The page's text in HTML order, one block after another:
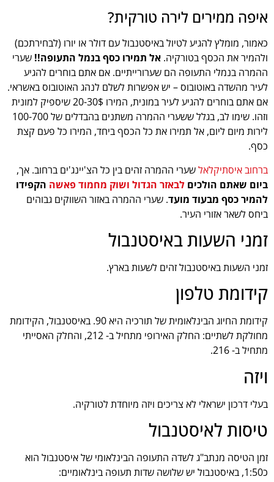
איפה ממירים לירה טורקית?
כאמור, מומלץ להגיע לטיול באיסטנבול עם דולר או יורו (לבחירתכם)
ולהמיר את הכסף בטורקיה. אל תמירו כסף בנמל התעופה!! שערי
ההמרה בנמלי התעופה הם שערורייתיים. אם אתם בוחרים להגיע
לעיר מהשדה באוטובוס – יש אפשרות לשלם לנהג האוטובוס באשראי.
אם אתם בוחרים להגיע לעיר במונית, המירו 20-30$ שיספיק למונית
וזהו. שימו לב, בגלל ששערי ההמרה משתנים בהבדלים של 100-700
לירות מיום ליום, אל תמירו את כל הכסף ביחד, המירו כל פעם קצת
כסף.
ברחוב איסתיקלאלשערי ההמרה זהים בין כל הצ'יינג'ים ברחוב. אך,
ביום שאתם הולכים לבאזר הגדול ושוק מחמוד פאשה הקפידו
להמיר כסף מבעוד מועד. שערי ההמרה באזור השווקים גבוהים
ביחס לשאר אזורי העיר.
זמני השעות באיסטנבול
זמני השעות באיסטנבול זהים לשעות בארץ.
קידומת טלפון
קידומת החיוג הבינלאומית של תורכיה היא 90. באיסטנבול, הקידומת
מחולקת לשתיים: החלק האירופי מתחיל ב- 212, והחלק האסייתי
מתחיל ב- 216.
ויזה
בעלי דרכון ישראלי לא צריכים ויזה מיוחדת לטורקיה.
טיסות לאיסטנבול
זמן הטיסה מנתב"ג לשדה התעופה הבינלאומי של איסטנבול הוא
כ1:50, באיסטנבול יש שלושה שדות תעופה בינלאומיים: